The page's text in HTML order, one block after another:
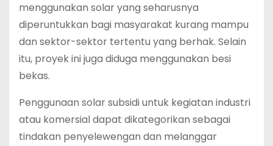
menggunakan solar yang seharusnya
diperuntukkan bagi masyarakat kurang mampu
dan sektor-sektor tertentu yang berhak. Selain
itu, proyek ini juga diduga menggunakan besi
bekas.
Penggunaan solar subsidi untuk kegiatan industri
atau komersial dapat dikategorikan sebagai
tindakan penyelewengan dan melanggar